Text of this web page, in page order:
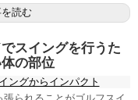
読む
スイングを行うた
の部位
ングからインパクト